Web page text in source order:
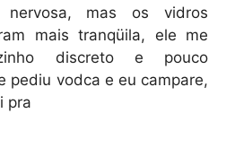
nervosa, mas os vidros
mais tranqüila, ele me
discreto e pouco
pediu vodca e eu campare,
pra